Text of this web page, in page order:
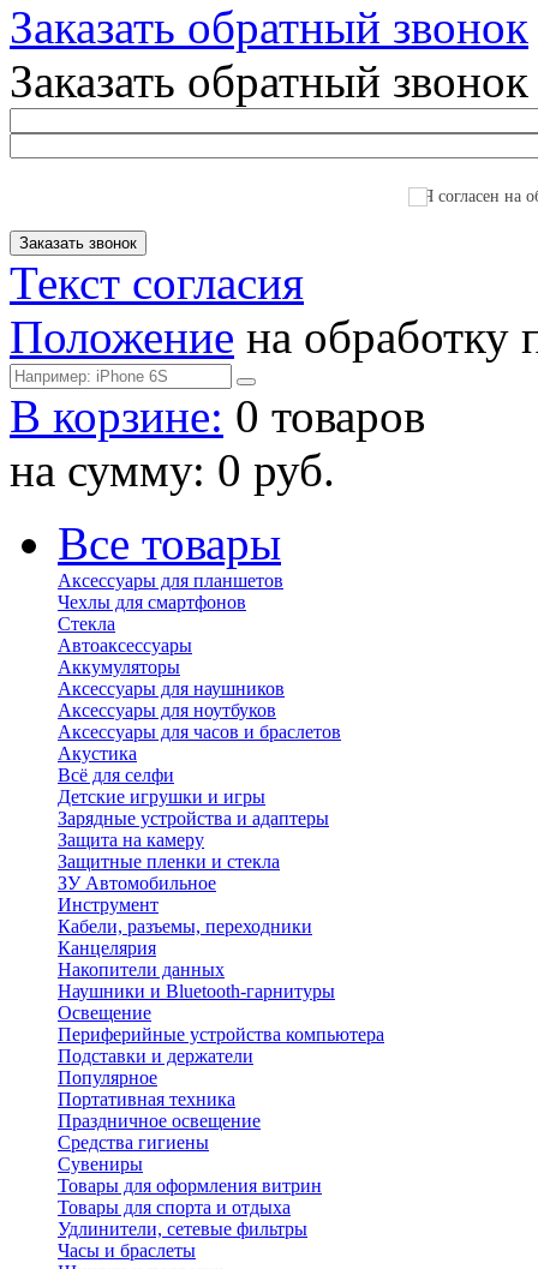
Заказать обратный звонок
Заказать обратный звонок
Я согласен на
Текст согласия
Положение на обработку
В корзине: 0 товаров
на сумму: 0 руб.
Все товары
Аксессуары для планшетов
Чехлы для смартфонов
Стекла
Автоаксессуары
Аккумуляторы
Аксессуары для наушников
Аксессуары для ноутбуков
Аксессуары для часов и браслетов
Акустика
Всё для селфи
Детские игрушки и игры
Зарядные устройства и адаптеры
Защита на камеру
Защитные пленки и стекла
ЗУ Автомобильное
Инструмент
Кабели, разъемы, переходники
Канцелярия
Накопители данных
Наушники и Bluetooth-гарнитуры
Освещение
Периферийные устройства компьютера
Подставки и держатели
Популярное
Портативная техника
Праздничное освещение
Средства гигиены
Сувениры
Товары для оформления витрин
Товары для спорта и отдыха
Удлинители, сетевые фильтры
Часы и браслеты